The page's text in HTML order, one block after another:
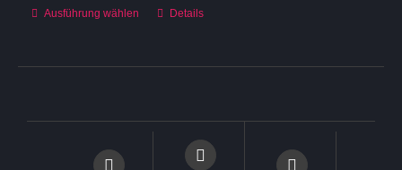
Ausführung wählen
Dieses
mehrere
Optionen
Details